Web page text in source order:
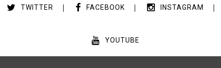
TWITTER FACEBOOK INSTAGRAM
YOUTUBE